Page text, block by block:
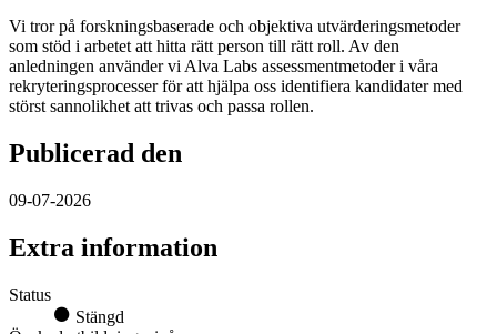
Vi tror på forskningsbaserade och objektiva utvärderingsmetoder
som stöd i arbetet att hitta rätt person till rätt roll. Av den
anledningen använder vi Alva Labs assessmentmetoder i våra
rekryteringsprocesser för att hjälpa oss identifiera kandidater med
störst sannolikhet att trivas och passa rollen.
Publicerad den
09-07-2026
Extra information
Status
Stängd